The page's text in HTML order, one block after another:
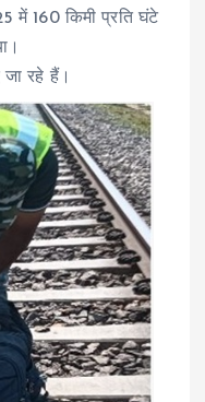
में 160 किमी प्रति घंटे
जा रहे हैं।